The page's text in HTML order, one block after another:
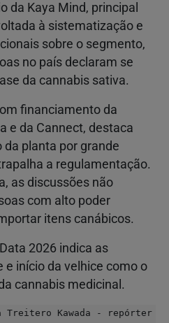
da Kaya Mind, principal
à sistematização e
sobre o segmento,
no país declaram se
da cannabis sativa.
financiamento da
e da Cannect, destaca
planta por grande
a regulamentação.
as discussões não
com alto poder
itens canábicos.
2026 indica as
e início da velhice como o
cannabis medicinal.
Treitero Kawada - repórter